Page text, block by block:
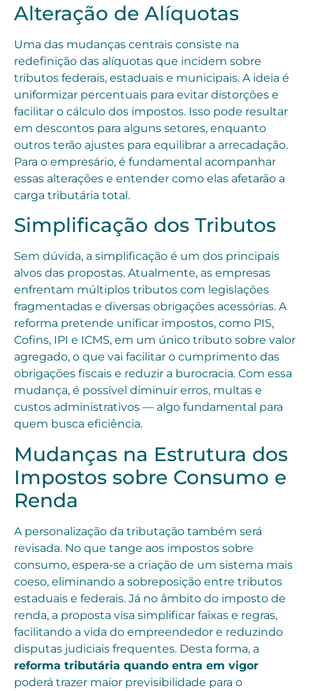
Alteração de Alíquotas
Uma das mudanças centrais consiste na
redefinição das alíquotas que incidem sobre
tributos federais, estaduais e municipais. A ideia é
uniformizar percentuais para evitar distorções e
facilitar o cálculo dos impostos. Isso pode resultar
em descontos para alguns setores, enquanto
outros terão ajustes para equilibrar a arrecadação.
Para o empresário, é fundamental acompanhar
essas alterações e entender como elas afetarão a
carga tributária total.
Simplificação dos Tributos
Sem dúvida, a simplificação é um dos principais
alvos das propostas. Atualmente, as empresas
enfrentam múltiplos tributos com legislações
fragmentadas e diversas obrigações acessórias. A
reforma pretende unificar impostos, como PIS,
Cofins, IPI e ICMS, em um único tributo sobre valor
agregado, o que vai facilitar o cumprimento das
obrigações fiscais e reduzir a burocracia. Com essa
mudança, é possível diminuir erros, multas e
custos administrativos — algo fundamental para
quem busca eficiência.
Mudanças na Estrutura dos
Impostos sobre Consumo e
Renda
A personalização da tributação também será
revisada. No que tange aos impostos sobre
consumo, espera-se a criação de um sistema mais
coeso, eliminando a sobreposição entre tributos
estaduais e federais. Já no âmbito do imposto de
renda, a proposta visa simplificar faixas e regras,
facilitando a vida do empreendedor e reduzindo
disputas judiciais frequentes. Desta forma, a
reforma tributária quando entra em vigor
poderá trazer maior previsibilidade para o